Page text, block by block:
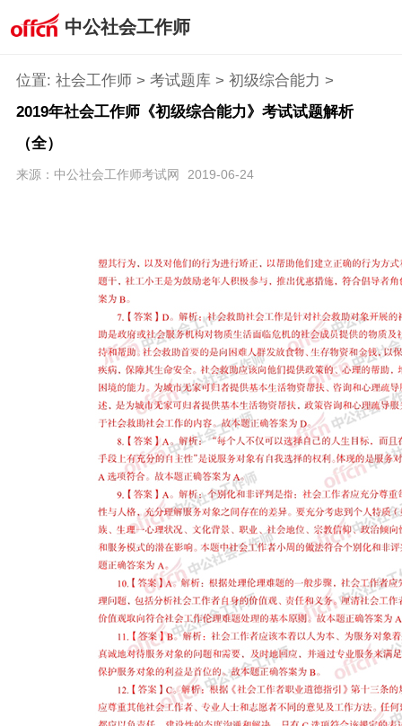
中公社会工作师
位置: 社会工作师> 考试题库 > 初级综合能力 >
2019年社会工作师《初级综合能力》考试试题解析
（全）
来源：中公社会工作师考试网 2019-06-24